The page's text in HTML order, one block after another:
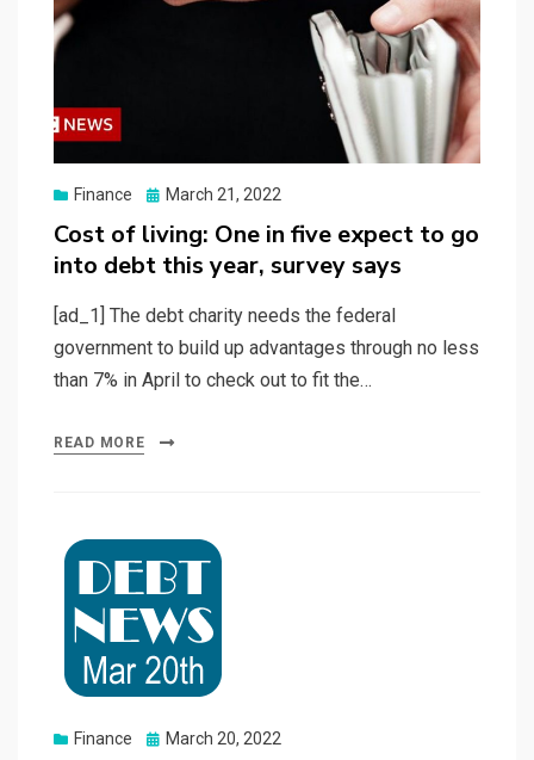
Finance
Posted
March 21, 2022
Cost of living: One in five expect to go
into debt this year, survey says
[ad_1] The debt charity needs the federal
government to build up advantages through no less
than 7% in April to check out to fit the…
READ MORE
Finance
Posted
March 20, 2022